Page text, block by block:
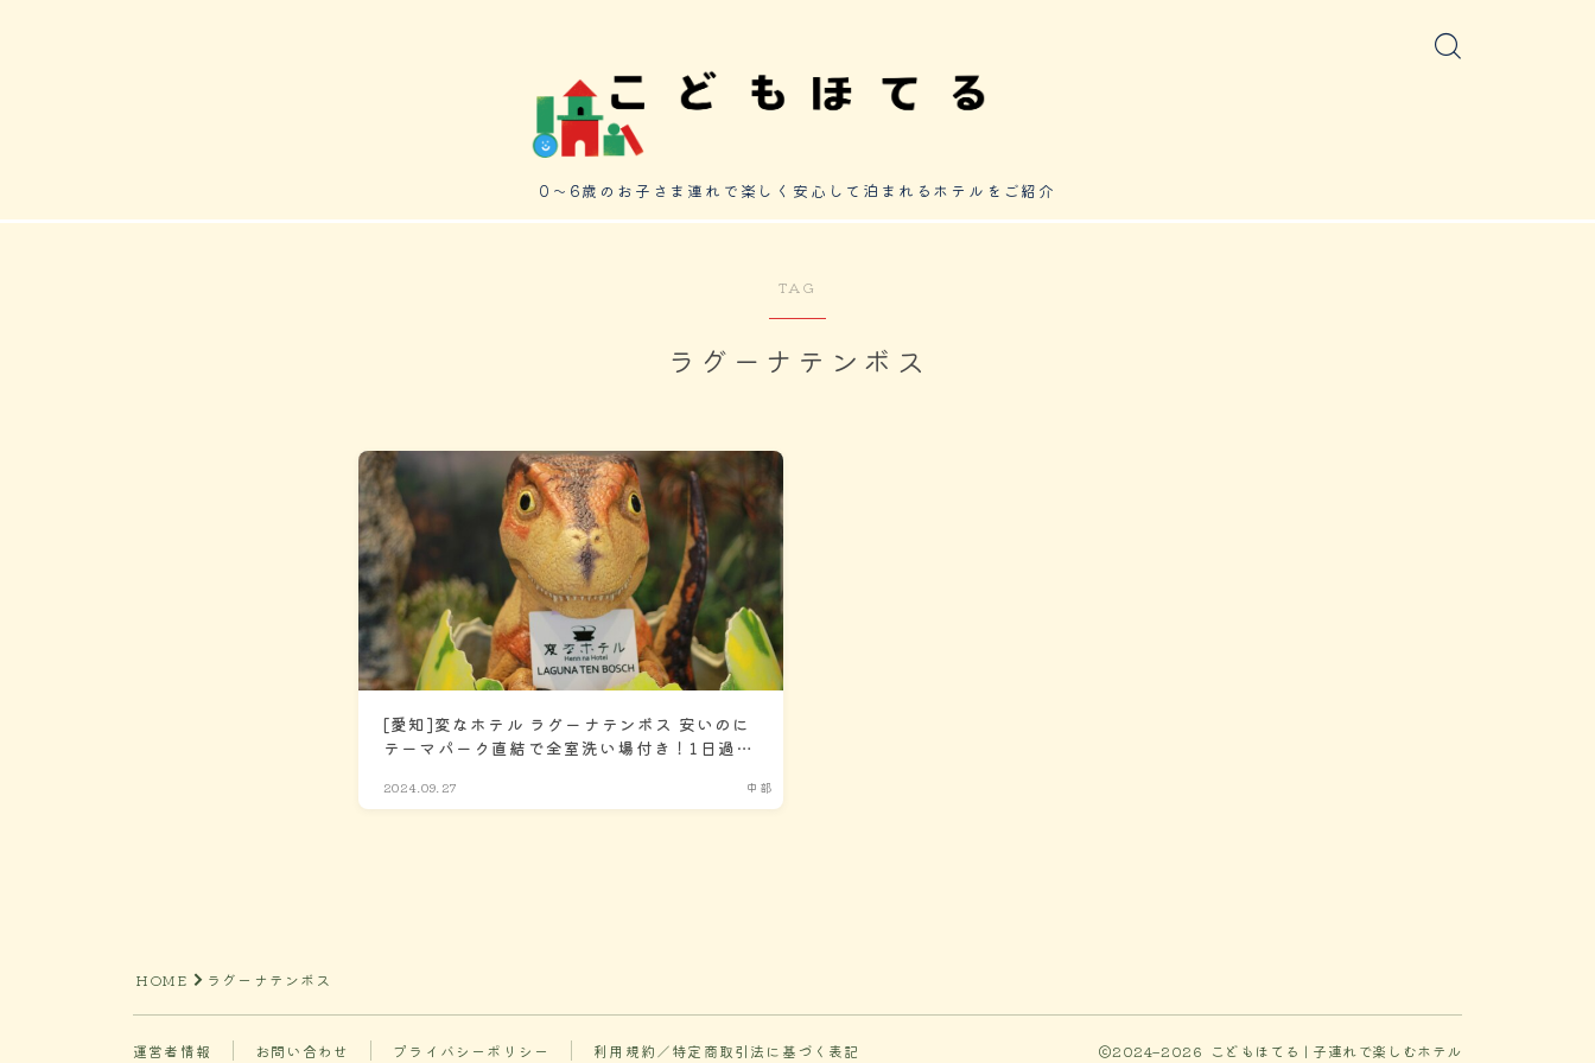
0～6歳のお子さま連れで楽しく安心して泊まれるホテルをご紹介
TAG
ラグーナテンボス
[愛知]変なホテル ラグーナテンボス 安いのに
テーマパーク直結で全室洗い場付き！1日過ご
2024.09.27 中部
HOME ラグーナテンボス
運営者情報 お問い合わせ プライバシーポリシー 利用規約／特定商取引法に基づく表記 2024–2026 こどもほてる | 子連れで楽しむホテル